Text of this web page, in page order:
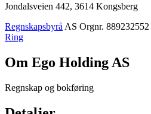
Jondalsveien 442, 3614 Kongsberg
Regnskapsbyrå AS Orgnr. 889232552
Ring
Om Ego Holding AS
Regnskap og bokføring